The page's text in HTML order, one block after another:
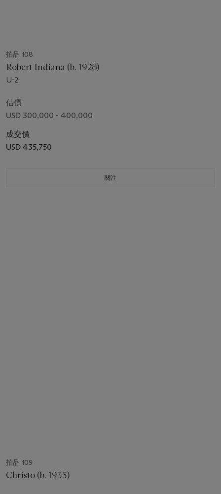
拍品 108
Robert Indiana (b. 1928)
U-2
估價
USD 300,000 - 400,000
成交價
USD 435,750
關注
拍品 109
Christo (b. 1935)